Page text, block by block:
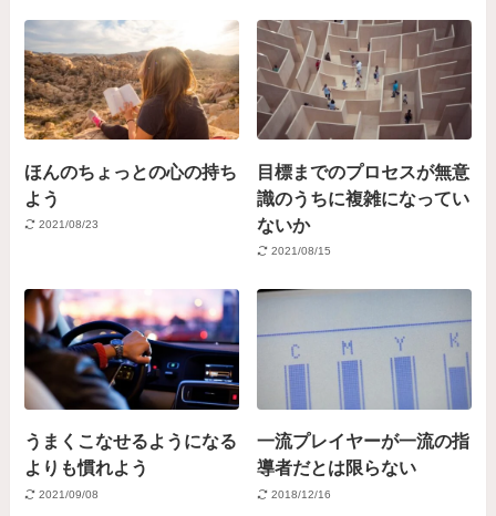
ほんのちょっとの心の持ち
よう
2021/08/23
目標までのプロセスが無意
識のうちに複雑になってい
ないか
2021/08/15
うまくこなせるようになる
よりも慣れよう
2021/09/08
一流プレイヤーが一流の指
導者だとは限らない
2018/12/16